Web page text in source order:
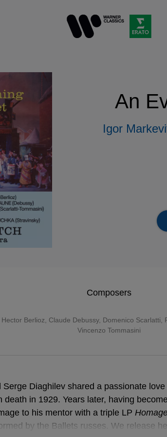
An
Igor
Composers
Hector Berlioz Claude Debussy, Domenico Scarlatti
Vincenzo Tommasini
Serge Diaghilev shared a passionate
death in 1929. Years later, having
to his mentor with a triple LP
by the Ballets russes. We release